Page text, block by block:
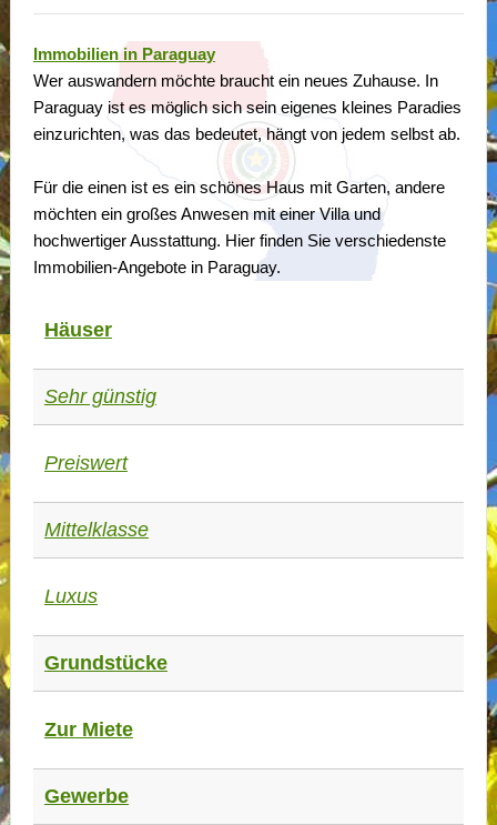
Immobilien in Paraguay
Wer auswandern möchte braucht ein neues Zuhause. In
Paraguay ist es möglich sich sein eigenes kleines Paradies
einzurichten, was das bedeutet, hängt von jedem selbst ab.
Für die einen ist es ein schönes Haus mit Garten, andere
möchten ein großes Anwesen mit einer Villa und
hochwertiger Ausstattung. Hier finden Sie verschiedenste
Immobilien-Angebote in Paraguay.
Häuser
Sehr günstig
Preiswert
Mittelklasse
Luxus
Grundstücke
Zur Miete
Gewerbe